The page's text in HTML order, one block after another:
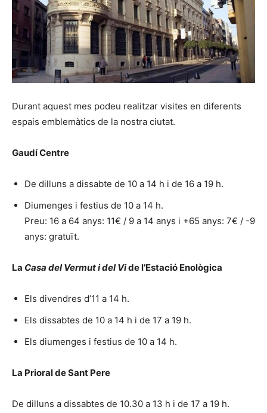
Durant aquest mes podeu realitzar visites en diferents
espais emblemàtics de la nostra ciutat.
Gaudí Centre
De dilluns a dissabte de 10 a 14 h i de 16 a 19 h.
Diumenges i festius de 10 a 14 h.
Preu: 16 a 64 anys: 11€ / 9 a 14 anys i +65 anys: 7€ / -9
anys: gratuït.
La Casa del Vermut i del Vide l’Estació Enològica
Els divendres d’11 a 14 h.
Els dissabtes de 10 a 14 h i de 17 a 19 h.
Els diumenges i festius de 10 a 14 h.
La Prioral de Sant Pere
De dilluns a dissabtes de 10.30 a 13 h i de 17 a 19 h.